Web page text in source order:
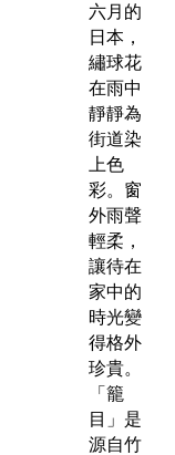
六月的
日本，
繡球花
在雨中
靜靜為
街道染
上色
彩。窗
外雨聲
輕柔，
讓待在
家中的
時光變
得格外
珍貴。
「籠
目」是
源自竹